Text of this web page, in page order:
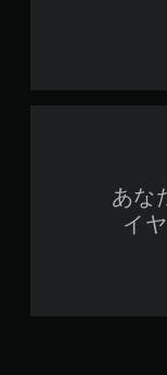
あな
イ